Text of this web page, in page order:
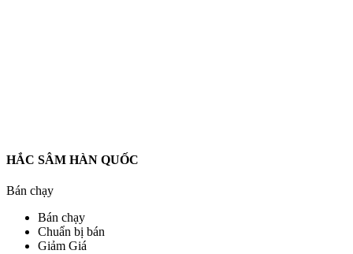
HẮC SÂM HÀN QUỐC
Bán chạy
Bán chạy
Chuẩn bị bán
Giảm Giá